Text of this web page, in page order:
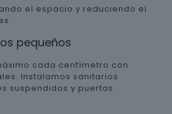
el espacio y reduciendo el
pequeños
cada centímetro con
Instalamos sanitarios
suspendidos y puertas